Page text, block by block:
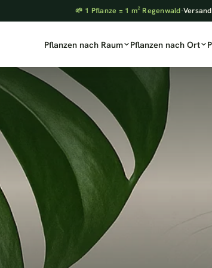
🌱 1 Pflanze = 1 m² Regenwald·
Pflanzen nach Raum Pflanzen nach Ort